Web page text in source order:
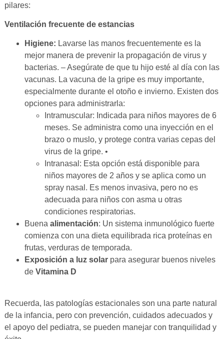
pilares:
Ventilación frecuente de estancias
Higiene: Lavarse las manos frecuentemente es la
mejor manera de prevenir la propagación de virus y
bacterias. – Asegúrate de que tu hijo esté al día con las
vacunas. La vacuna de la gripe es muy importante,
especialmente durante el otoño e invierno. Existen dos
opciones para administrarla:
Intramuscular: Indicada para niños mayores de 6
meses. Se administra como una inyección en el
brazo o muslo, y protege contra varias cepas del
virus de la gripe. •
Intranasal: Esta opción está disponible para
niños mayores de 2 años y se aplica como un
spray nasal. Es menos invasiva, pero no es
adecuada para niños con asma u otras
condiciones respiratorias.
Buenaalimentación: Un sistema inmunológico fuerte
comienza con una dieta equilibrada rica proteínas en
frutas, verduras de temporada.
Exposición a luz solarpara asegurar buenos niveles
de Vitamina D
Recuerda, las patologías estacionales son una parte natural
de la infancia, pero con prevención, cuidados adecuados y
el apoyo del pediatra, se pueden manejar con tranquilidad y